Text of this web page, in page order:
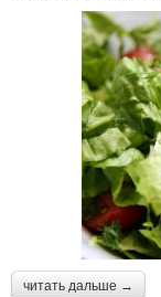
читать дальше →